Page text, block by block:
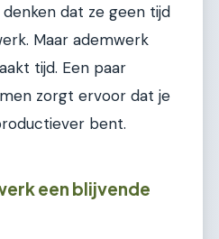
dat ze geen tijd
Maar ademwerk
tijd. Een paar
zorgt ervoor dat je
bent.
een blijvende